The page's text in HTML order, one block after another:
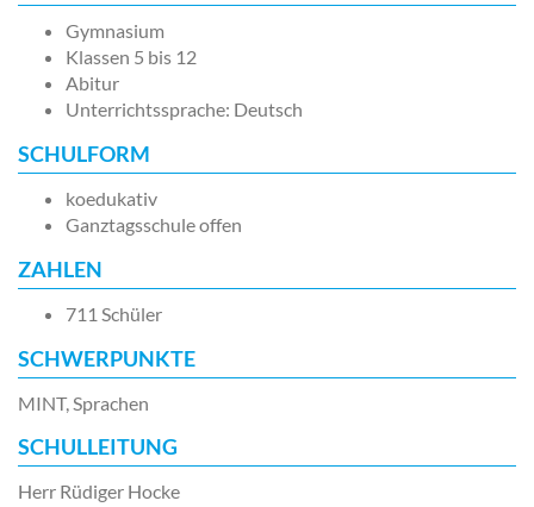
Gymnasium
Klassen 5 bis 12
Abitur
Unterrichtssprache: Deutsch
SCHULFORM
koedukativ
Ganztagsschule offen
ZAHLEN
711 Schüler
SCHWERPUNKTE
MINT, Sprachen
SCHULLEITUNG
Herr Rüdiger Hocke